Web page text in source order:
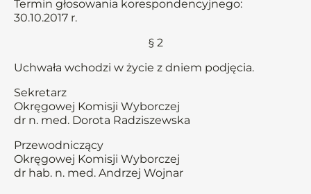
Termin głosowania korespondencyjnego:
30.10.2017 r.
§ 2
Uchwała wchodzi w życie z dniem podjęcia.
Sekretarz
Okręgowej Komisji Wyborczej
dr n. med. Dorota Radziszewska
Przewodniczący
Okręgowej Komisji Wyborczej
dr hab. n. med. Andrzej Wojnar